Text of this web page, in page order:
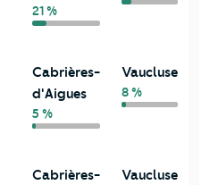
21 %
Cabrières-
d'Aigues
5 %
Vaucluse
8 %
Cabrières-
Vaucluse